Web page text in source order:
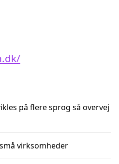
på flere sprog så overvej
virksomheder